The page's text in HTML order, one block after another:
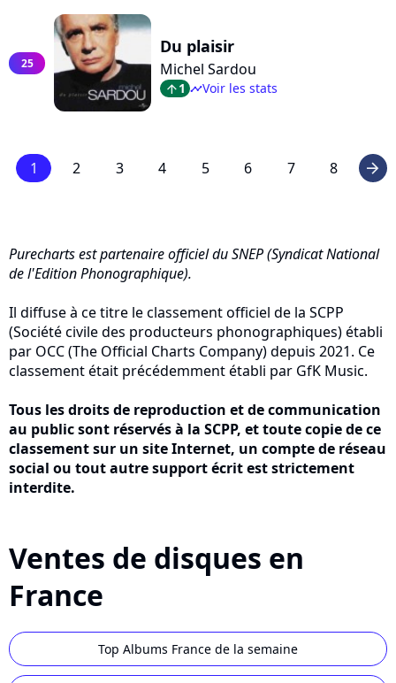
25
Du plaisir
Michel Sardou
arrow_top1 timelineVoir les stats
1 2 3 4 5 6 7 8 arrow_right
Purecharts est partenaire officiel du SNEP (Syndicat National
de l'Edition Phonographique).
Il diffuse à ce titre le classement officiel de la SCPP
(Société civile des producteurs phonographiques) établi
par OCC (The Official Charts Company) depuis 2021. Ce
classement était précédemment établi par GfK Music.
Tous les droits de reproduction et de communication
au public sont réservés à la SCPP, et toute copie de ce
classement sur un site Internet, un compte de réseau
social ou tout autre support écrit est strictement
interdite.
Ventes de disques en
France
Top Albums France de la semaine